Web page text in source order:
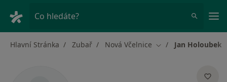
Co hledáte?
Hlavní Stránka Zubař Nová Včelnice Změna města
Jan Holoubek